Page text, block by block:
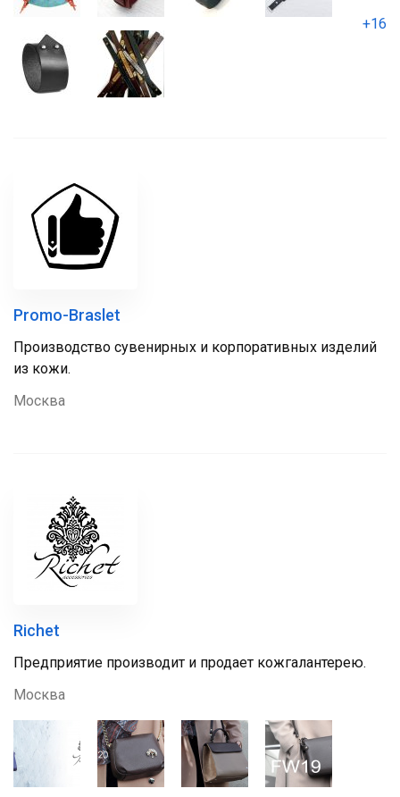
+16
Promo-Braslet
Производство сувенирных и корпоративных изделий
из кожи.
Москва
Richet
Предприятие производит и продает кожгалантерею.
Москва